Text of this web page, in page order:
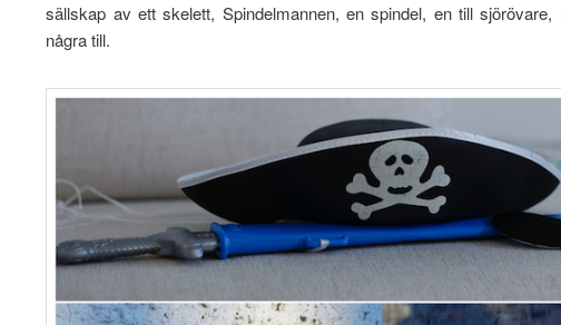
sällskap av ett skelett, Spindelmannen, en spindel, en till
några till.